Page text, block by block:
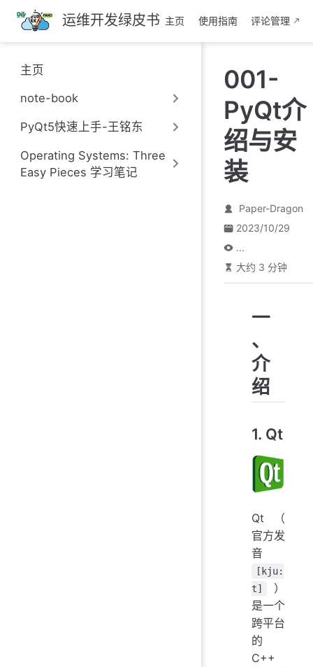
跳
至
主
要
內
运维开发绿皮书 主页 使用指南 评论管理
主页
note-book
PyQt5快速上手-王铭东
Operating Systems: Three
Easy Pieces 学习笔记
001-
PyQt介
绍与安
装
Paper-Dragon
2023/10/29
...
大约 3 分钟
一
、
介
绍
1. Qt
Qt（
官方发
音
[kju:
t]
）
是一个
跨平台
的
C++